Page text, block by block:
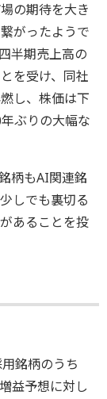
の期待を大き
がったようで
半期売上高の
を受け、同社
し、株価は下
ぶりの大幅な
柄もAI関連銘
しでも裏切る
あることを投
銘柄のうち
益予想に対し